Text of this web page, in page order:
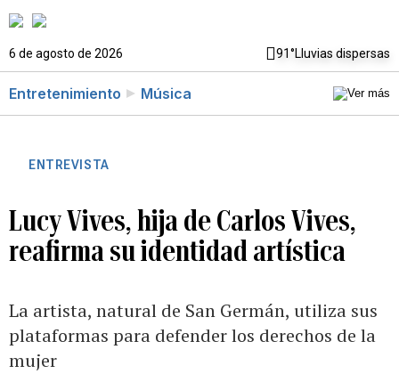
6 de agosto de 2026 91°Lluvias dispersas
Entretenimiento Música
ENTREVISTA
Lucy Vives, hija de Carlos Vives,
reafirma su identidad artística
La artista, natural de San Germán, utiliza sus
plataformas para defender los derechos de la
mujer